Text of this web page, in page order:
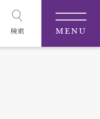
検索 MENU